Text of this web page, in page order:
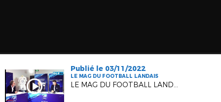
Publié le 03/11/2022
LE MAG DU FOOTBALL LANDAIS
LE MAG DU FOOTBALL LANDAIS #3 - SAISON 2